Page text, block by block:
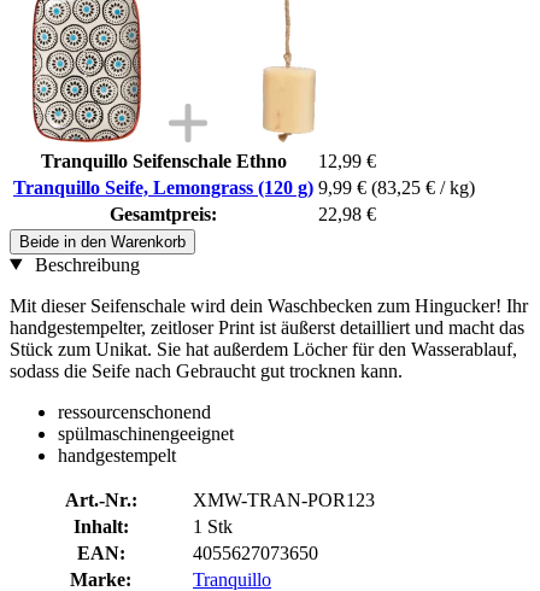
Tranquillo Seifenschale Ethno
12,99 €
Tranquillo Seife, Lemongrass (120 g) 9,99 € (83,25 € / kg)
Gesamtpreis:
22,98 €
Beide in den Warenkorb
Beschreibung
Mit dieser Seifenschale wird dein Waschbecken zum Hingucker! Ihr
handgestempelter, zeitloser Print ist äußerst detailliert und macht das
Stück zum Unikat. Sie hat außerdem Löcher für den Wasserablauf,
sodass die Seife nach Gebraucht gut trocknen kann.
ressourcenschonend
spülmaschinengeeignet
handgestempelt
Art.-Nr.:
XMW-TRAN-POR123
Inhalt:
1 Stk
EAN:
4055627073650
Marke:
Tranquillo